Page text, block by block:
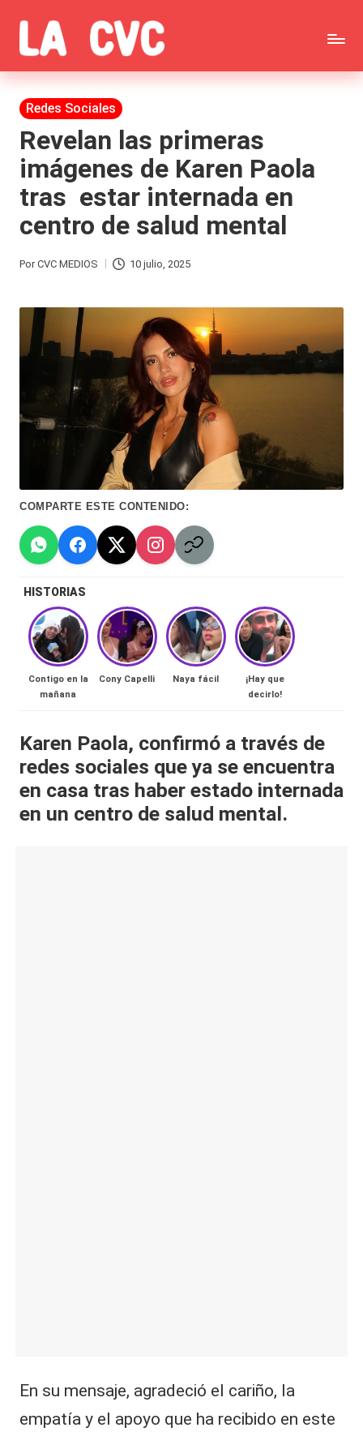
Saltar
al
contenido
C
o
p
u
c
h
a
s
F
ar
n
a
C
hi
le
a
🔥
al
it
y
Todas
las
noticias
de
la
farándula,
Brava,
Gran
Hermano
Tendencias
Exclusivas
Tv
y
redes
lacvc.com
Publicada
en
Redes Sociales
Revelan las primeras
imágenes de Karen Paola
tras estar internada en
centro de salud mental
Publicado
PorCVC MEDIOS 10 julio, 2025
COMPARTE ESTE CONTENIDO:
HISTORIAS
Contigo en la
mañana
Cony Capelli Naya fácil
¡Hay que
decirlo!
Karen Paola, confirmó a través de
redes sociales que ya se encuentra
en casa tras haber estado internada
en un centro de salud mental.
En su mensaje, agradeció el cariño, la
empatía y el apoyo que ha recibido en este